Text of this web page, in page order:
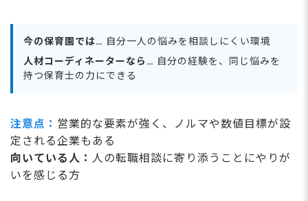
今の保育園では… 自分一人の悩みを相談しにくい環境
人材コーディネーターなら… 自分の経験を、同じ悩みを
持つ保育士の力にできる
注意点： 営業的な要素が強く、ノルマや数値目標が設
定される企業もある
向いている人： 人の転職相談に寄り添うことにやりが
いを感じる方